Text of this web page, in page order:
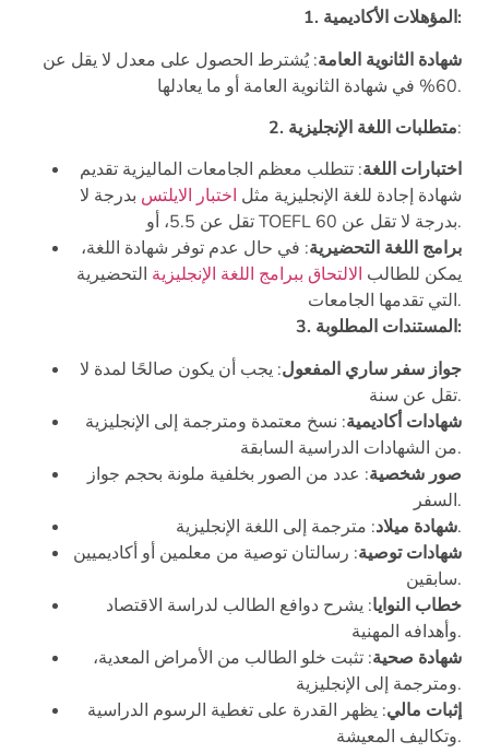
1. المؤهلات الأكاديمية:
شهادة الثانوية العامة: يُشترط الحصول على معدل لا يقل عن
60% في شهادة الثانوية العامة أو ما يعادلها.
2. متطلبات اللغة الإنجليزية:
اختبارات اللغة: تتطلب معظم الجامعات الماليزية تقديم
شهادة إجادة للغة الإنجليزية مثل اختبار الايلتس بدرجة لا
تقل عن 5.5، أو TOEFL بدرجة لا تقل عن 60.
برامج اللغة التحضيرية: في حال عدم توفر شهادة اللغة،
يمكن للطالب الالتحاق ببرامج اللغة الإنجليزية التحضيرية
التي تقدمها الجامعات.
3. المستندات المطلوبة:
جواز سفر ساري المفعول: يجب أن يكون صالحًا لمدة لا
تقل عن سنة.
شهادات أكاديمية: نسخ معتمدة ومترجمة إلى الإنجليزية
من الشهادات الدراسية السابقة.
صور شخصية: عدد من الصور بخلفية ملونة بحجم جواز
السفر.
شهادة ميلاد: مترجمة إلى اللغة الإنجليزية.
شهادات توصية: رسالتان توصية من معلمين أو أكاديميين
سابقين.
خطاب النوايا: يشرح دوافع الطالب لدراسة الاقتصاد
وأهدافه المهنية.
شهادة صحية: تثبت خلو الطالب من الأمراض المعدية،
ومترجمة إلى الإنجليزية.
إثبات مالي: يظهر القدرة على تغطية الرسوم الدراسية
وتكاليف المعيشة.